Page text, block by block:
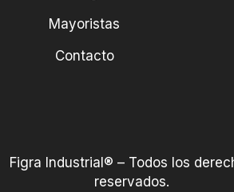
Mayoristas
Contacto
Figra Industrial® – Todos los
reservados.